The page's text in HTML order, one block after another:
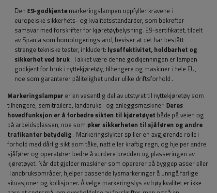
Den E9-godkjente markeringslampen oppfyller kravene i
europeiske sikkerhets- og kvalitetsstandarder, som bekrefter
samsvar med forskrifter for kjøretøybelysning. E9-sertifikatet, tildelt
av Spania som homologeringsland, beviser at det har bestått
strenge tekniske tester, inkludert: lyseffektivitet, holdbarhet og
sikkerhet ved bruk . Takket være denne godkjenningen er lampen
godkjent for bruk i nyttekjøretøy, tilhengere og maskiner i hele EU,
noe som garanterer pålitelighet under ulike driftsforhold .
Markeringslamper er en vesentlig del av utstyret til nyttekjøretøy som
tilhengere, semitrailere, landbruks- og anleggsmaskiner. Deres
hovedfunksjon er å forbedre sikten til kjøretøyet både på veien og
på arbeidsplassen, noe som øker sikkerheten til sjåføren og andre
trafikanter betydelig . Markeringslykter spiller en avgjørende rolle i
forhold med dårlig sikt som tåke, natt eller kraftig regn, og hjelper andre
sjåfører og operatører bedre å vurdere bredden og plasseringen av
kjøretøyet. Når det gjelder maskiner som opererer på byggeplasser eller
i landbruksområder, hjelper passende lysmarkeringer å unngå farlige
situasjoner og kollisjoner. Å velge markeringslys av høy kvalitet er ikke